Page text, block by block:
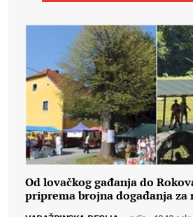
Od lovačkog gađanja do
priprema brojna događanja za